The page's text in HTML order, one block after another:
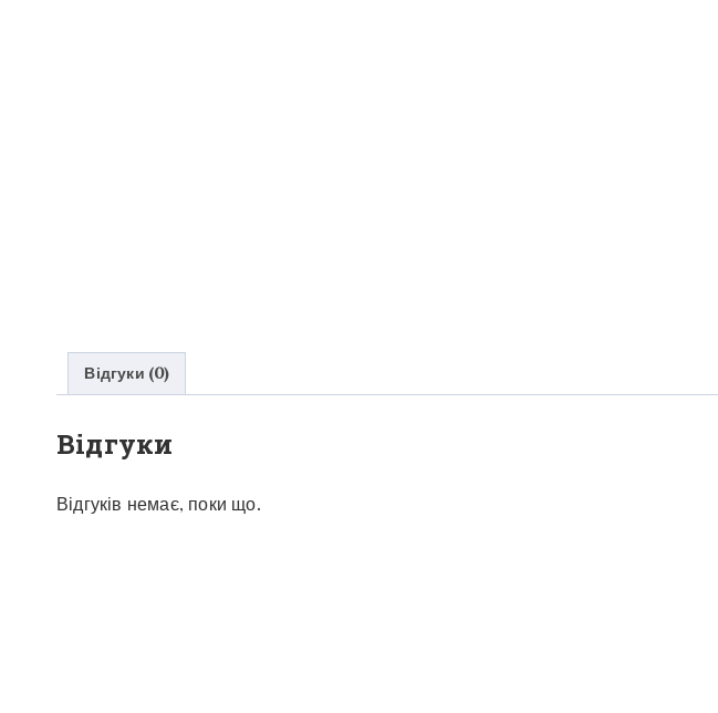
Відгуки (0)
Відгуки
Відгуків немає, поки що.